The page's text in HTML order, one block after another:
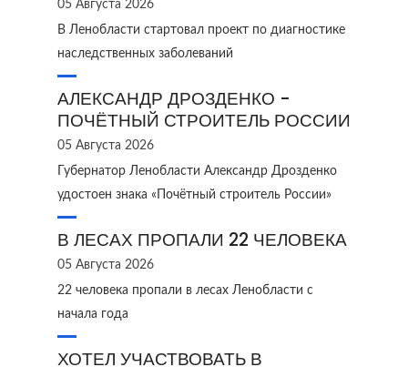
05 Августа 2026
В Ленобласти стартовал проект по диагностике
наследственных заболеваний
АЛЕКСАНДР ДРОЗДЕНКО -
ПОЧЁТНЫЙ СТРОИТЕЛЬ РОССИИ
05 Августа 2026
Губернатор Ленобласти Александр Дрозденко
удостоен знака «Почётный строитель России»
В ЛЕСАХ ПРОПАЛИ 22 ЧЕЛОВЕКА
05 Августа 2026
22 человека пропали в лесах Ленобласти с
начала года
ХОТЕЛ УЧАСТВОВАТЬ В